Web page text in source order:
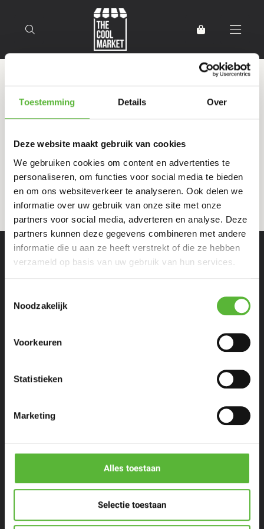
Toestemming Details Over
Deze website maakt gebruik van cookies
We gebruiken cookies om content en advertenties te
personaliseren, om functies voor social media te bieden
en om ons websiteverkeer te analyseren. Ook delen we
informatie over uw gebruik van onze site met onze
partners voor social media, adverteren en analyse. Deze
partners kunnen deze gegevens combineren met andere
informatie die u aan ze heeft verstrekt of die ze hebben
verzameld op basis van uw gebruik van hun services.
Noodzakelijk
Voorkeuren
Statistieken
Marketing
Alles toestaan
Selectie toestaan
Producten getagd met vlees
Filter Sorteer
Eenpersoons maaltijden
Restaurants & Chefs
The Cool Market